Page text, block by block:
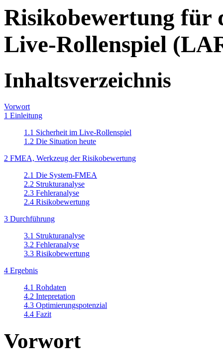
Risikobewertung für
Live-Rollenspiel
Inhaltsverzeichnis
Vorwort
1 Einleitung
1.1 Sicherheit im Live-Rollenspiel
1.2 Die Situation heute
2 FMEA, Werkzeug der Risikobewertung
2.1 Die System-FMEA
2.2 Strukturanalyse
2.3 Fehleranalyse
2.4 Risikobewertung
3 Durchführung
3.1 Strukturanalyse
3.2 Fehleranalyse
3.3 Risikobewertung
4 Ergebnis
4.1 Rohdaten
4.2 Intepretation
4.3 Optimierungspotenzial
4.4 Fazit
Vorwort